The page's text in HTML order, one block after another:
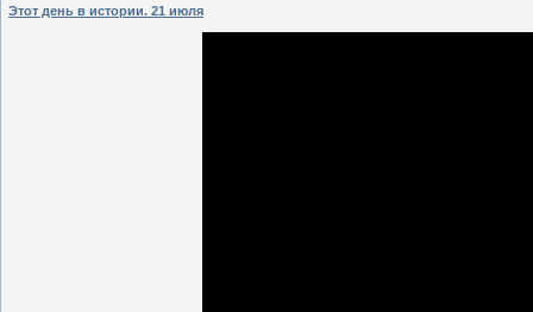
Этот день в истории. 21 июля